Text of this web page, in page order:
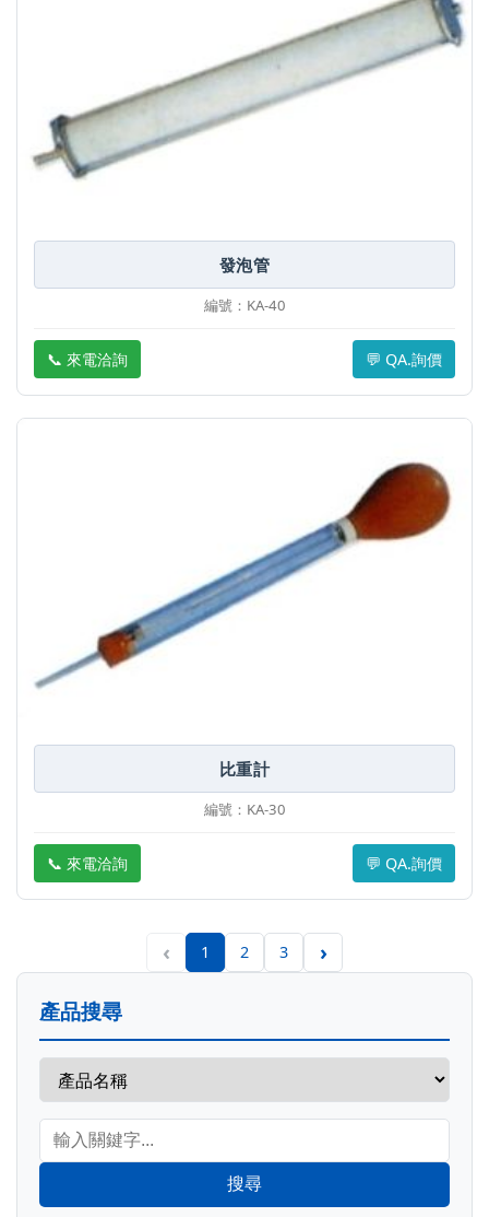
產品搜尋
搜尋
發泡管
編號：KA-40
📞 來電洽詢 💬 QA.詢價
比重計
編號：KA-30
📞 來電洽詢 💬 QA.詢價
‹ 1 2 3 ›